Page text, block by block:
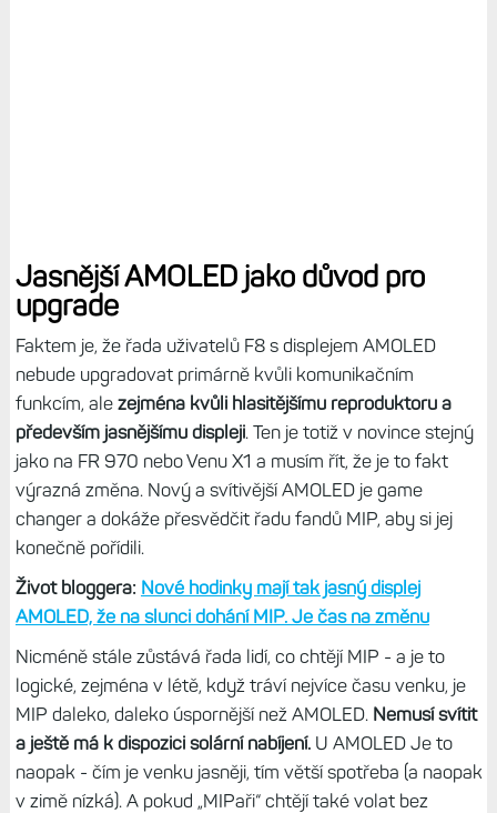
Jasnější AMOLED jako důvod pro
upgrade
Faktem je, že řada uživatelů F8 s displejem AMOLED
nebude upgradovat primárně kvůli komunikačním
funkcím, ale zejména kvůli hlasitějšímu reproduktoru a
především jasnějšímu displeji. Ten je totiž v novince stejný
jako na FR 970 nebo Venu X1 a musím řít, že je to fakt
výrazná změna. Nový a svítivější AMOLED je game
changer a dokáže přesvědčit řadu fandů MIP, aby si jej
konečně pořídili.
Život bloggera: Nové hodinky mají tak jasný displej
AMOLED, že na slunci dohání MIP. Je čas na změnu
Nicméně stále zůstává řada lidí, co chtějí MIP - a je to
logické, zejména v létě, když tráví nejvíce času venku, je
MIP daleko, daleko úspornější než AMOLED. Nemusí svítit
a ještě má k dispozici solární nabíjení.U AMOLED Je to
naopak - čím je venku jasněji, tím větší spotřeba (a naopak
v zimě nízká). A pokud „MIPaři“ chtějí také volat bez